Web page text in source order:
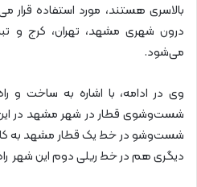
بالاسری هستند، مورد استفاده
درون شهری مشهد، تهران، کرج و
می‌شود.
وی در ادامه، با اشاره به ساخت و
شست‌وشوی قطار در شهر مشهد در این
شست‌وشو در خط یک قطار مشهد به
دیگری هم در خط ریلی دوم این شهر